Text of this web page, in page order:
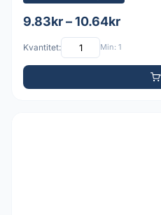
9.83kr – 10.64kr
Kvantitet: Min: 1